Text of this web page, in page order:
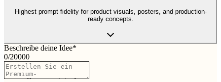
Highest prompt fidelity for product visuals, posters, and production-
ready concepts.
Beschreibe deine Idee*
0/20000